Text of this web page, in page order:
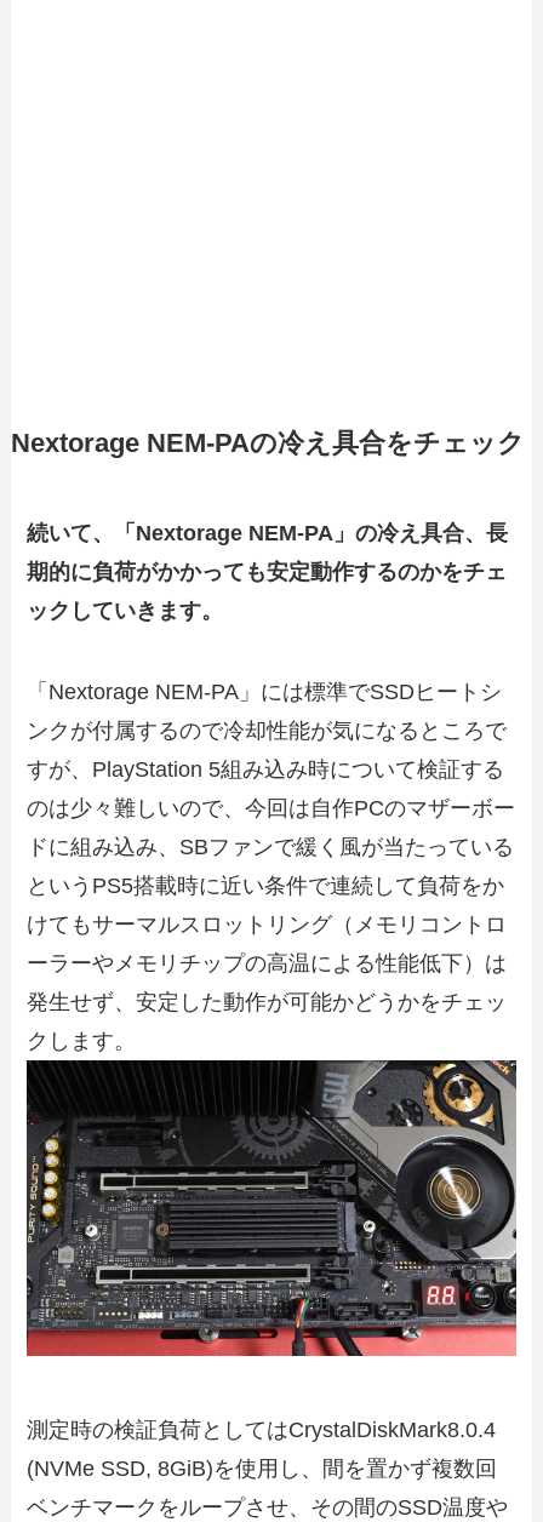
Nextorage NEM-PAの冷え具合をチェック
続いて、「Nextorage NEM-PA」の冷え具合、長
期的に負荷がかかっても安定動作するのかをチェ
ックしていきます。
「Nextorage NEM-PA」には標準でSSDヒートシ
ンクが付属するので冷却性能が気になるところで
すが、PlayStation 5組み込み時について検証する
のは少々難しいので、今回は自作PCのマザーボー
ドに組み込み、SBファンで緩く風が当たっている
というPS5搭載時に近い条件で連続して負荷をか
けてもサーマルスロットリング（メモリコントロ
ーラーやメモリチップの高温による性能低下）は
発生せず、安定した動作が可能かどうかをチェッ
クします。
測定時の検証負荷としてはCrystalDiskMark8.0.4
(NVMe SSD, 8GiB)を使用し、間を置かず複数回
ベンチマークをループさせ、その間のSSD温度や